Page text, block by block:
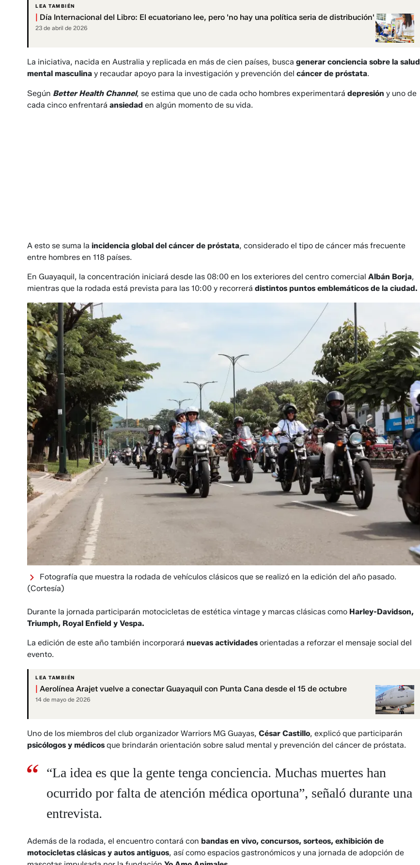
LEA TAMBIÉN
Día Internacional del Libro: El ecuatoriano lee, pero 'no hay una política seria de distribución'
23 de abril de 2026
La iniciativa, nacida en Australia y replicada en más de cien países, busca generar conciencia sobre la salud
mental masculina y recaudar apoyo para la investigación y prevención del cáncer de próstata.
Según Better Health Channel, se estima que uno de cada ocho hombres experimentará depresión y uno de
cada cinco enfrentará ansiedad en algún momento de su vida.
A esto se suma la incidencia global del cáncer de próstata, considerado el tipo de cáncer más frecuente
entre hombres en 118 países.
En Guayaquil, la concentración iniciará desde las 08:00 en los exteriores del centro comercial Albán Borja,
mientras que la rodada está prevista para las 10:00 y recorrerá distintos puntos emblemáticos de la ciudad.
Fotografía que muestra la rodada de vehículos clásicos que se realizó en la edición del año pasado.
(Cortesía)
Durante la jornada participarán motocicletas de estética vintage y marcas clásicas como Harley-Davidson,
Triumph, Royal Enfield y Vespa.
La edición de este año también incorporará nuevas actividades orientadas a reforzar el mensaje social del
evento.
LEA TAMBIÉN
Aerolínea Arajet vuelve a conectar Guayaquil con Punta Cana desde el 15 de octubre
14 de mayo de 2026
Uno de los miembros del club organizador Warriors MG Guayas, César Castillo, explicó que participarán
psicólogos y médicos que brindarán orientación sobre salud mental y prevención del cáncer de próstata.
“La idea es que la gente tenga conciencia. Muchas muertes han
ocurrido por falta de atención médica oportuna”, señaló durante una
entrevista.
Además de la rodada, el encuentro contará con bandas en vivo, concursos, sorteos, exhibición de
motocicletas clásicas y autos antiguos, así como espacios gastronómicos y una jornada de adopción de